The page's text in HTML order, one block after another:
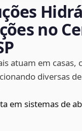
no
atuam em casas,
diversas
em sistemas de